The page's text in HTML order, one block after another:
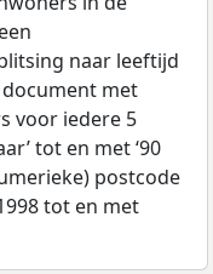
naar leeftijd
met
voor iedere 5
tot en met ‘90
postcode
tot en met